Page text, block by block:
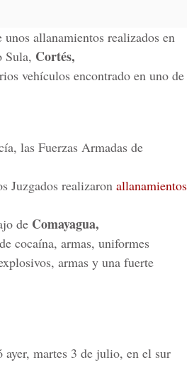
allanamientos realizados en
Sula, Cortés,
vehículos encontrado en uno de
las Fuerzas Armadas de
Juzgados realizaron allanamientos
de Comayagua,
cocaína, armas, uniformes
armas y una fuerte
ayer, martes 3 de julio, en el sur